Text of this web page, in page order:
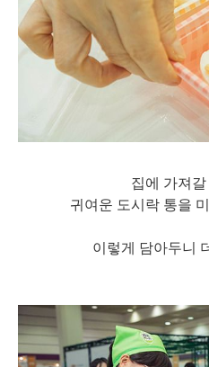
집에 가져
귀여운 도시락 통을
이렇게 담아두니